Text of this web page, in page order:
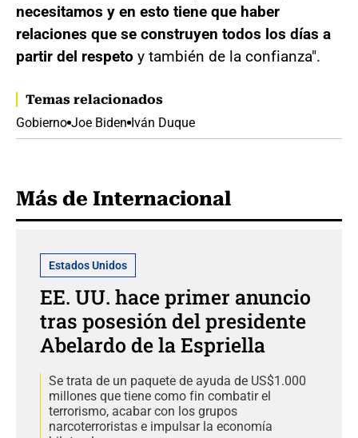
necesitamos y en esto tiene que haber
relaciones que se construyen todos los días a
partir del respeto y también de la confianza".
Temas relacionados
Gobierno Joe Biden Iván Duque
Más de Internacional
Estados Unidos
EE. UU. hace primer anuncio
tras posesión del presidente
Abelardo de la Espriella
Se trata de un paquete de ayuda de US$1.000
millones que tiene como fin combatir el
terrorismo, acabar con los grupos
narcoterroristas e impulsar la economía